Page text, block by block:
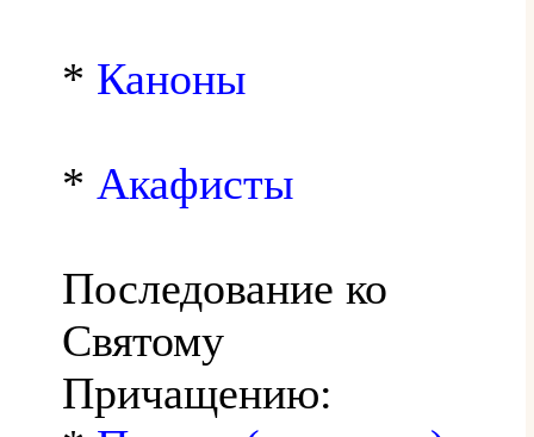
* Каноны
* Акафисты
Последование ко
Святому
Причащению: